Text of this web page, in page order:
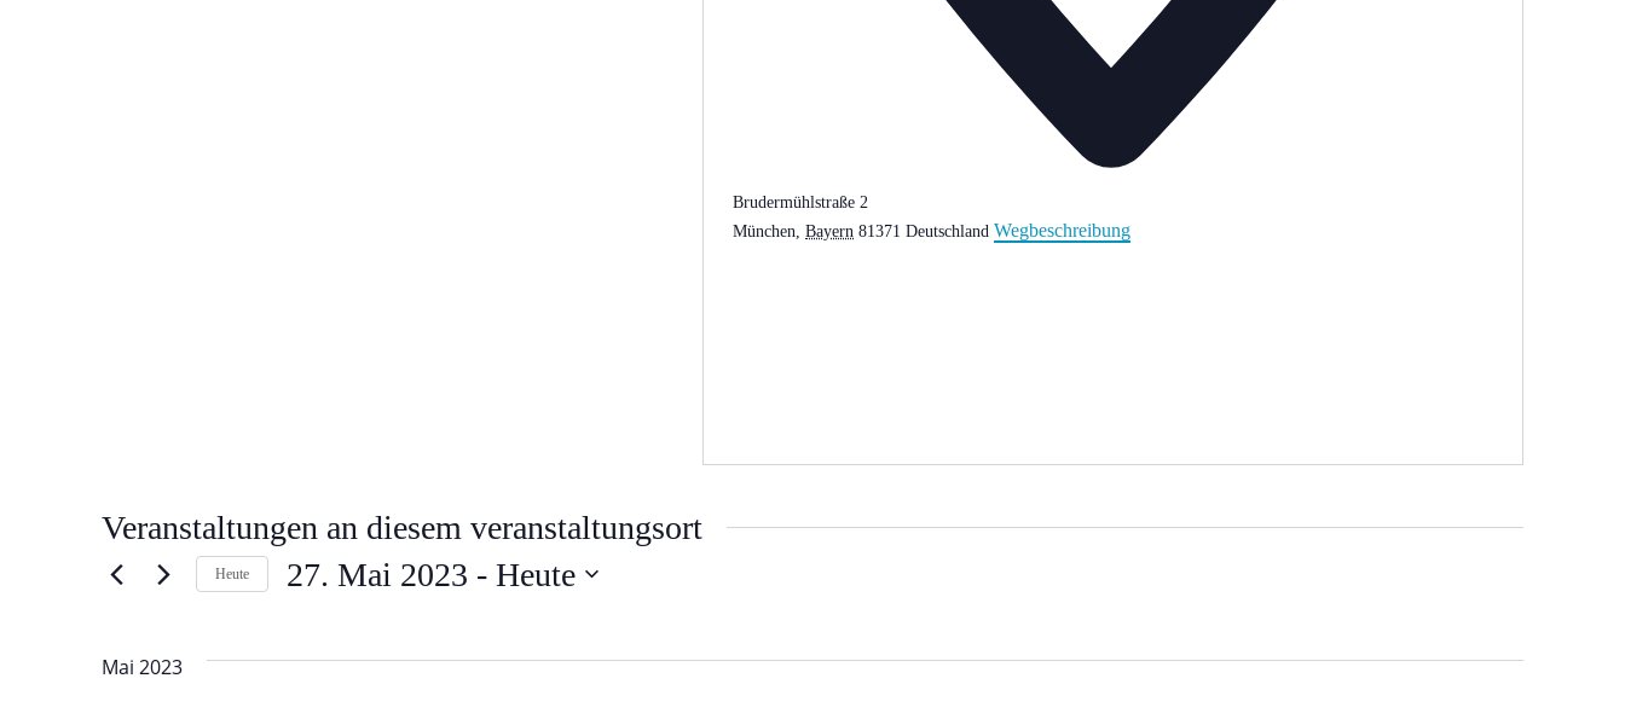
Brudermühlstraße 2
München Bayern 81371 Deutschland Wegbeschreibung
Veranstaltungen an diesem veranstaltungsort
Heute 27. Mai 2023 - Heute
Mai 2023